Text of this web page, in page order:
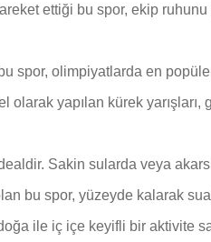
ettiği bu spor, ekip
spor, olimpiyatlarda en
yapılan kürek yarışları,
Sakin sularda veya
bu spor, yüzeyde kalarak
ile iç içe keyifli bir aktivite